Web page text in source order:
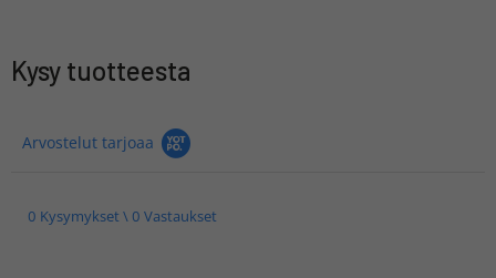
Kysy tuotteesta
Arvostelut tarjoaa
0 Kysymykset \ 0 Vastaukset